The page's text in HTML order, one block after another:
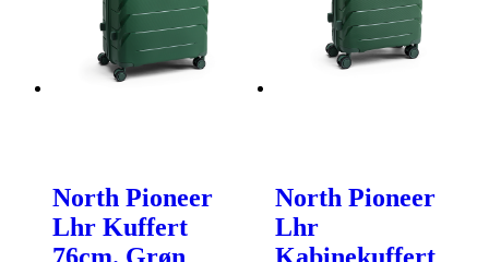
North Pioneer
Lhr Kuffert
76cm. Grøn
North Pioneer
Lhr
Kabinekuffert